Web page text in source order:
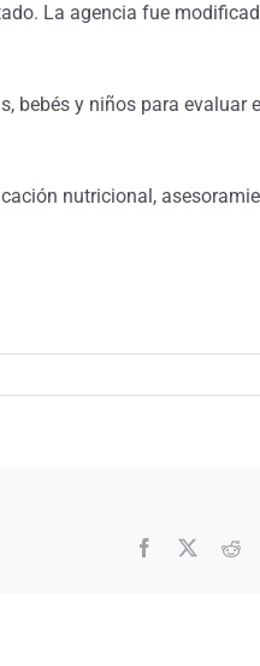
La agencia fue
bebés y niños para evaluar
nutricional,
Facebook